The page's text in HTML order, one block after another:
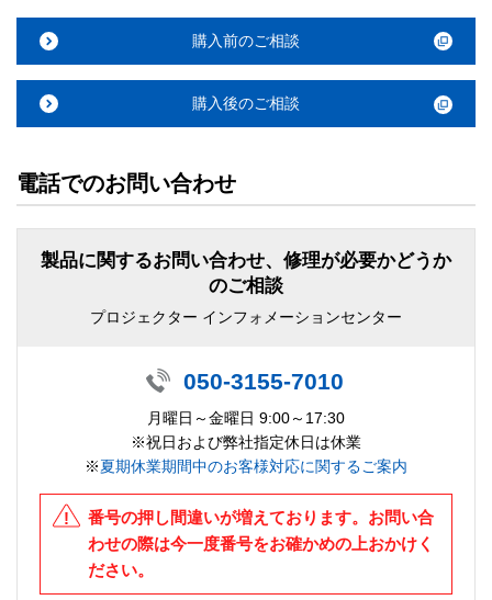
購入前のご相談
購入後のご相談
電話でのお問い合わせ
製品に関するお問い合わせ、修理が必要かどうか
のご相談
プロジェクター インフォメーションセンター
050-3155-7010
月曜日～金曜日 9:00～17:30
※祝日および弊社指定休日は休業
※夏期休業期間中のお客様対応に関するご案内
番号の押し間違いが増えております。お問い合
わせの際は今一度番号をお確かめの上おかけく
ださい。